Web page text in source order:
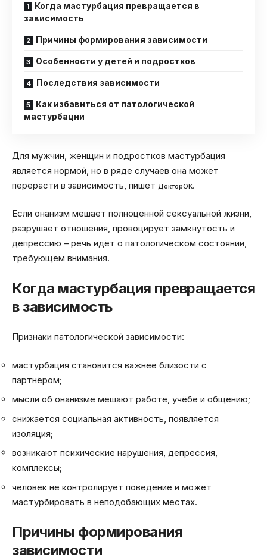
Когда мастурбация превращается в
зависимость
Причины формирования зависимости
Особенности у детей и подростков
Последствия зависимости
Как избавиться от патологической
мастурбации
Для мужчин, женщин и подростков мастурбация
является нормой, но в ряде случаев она может
перерасти в зависимость, пишет ДокторОК.
Если онанизм мешает полноценной сексуальной жизни,
разрушает отношения, провоцирует замкнутость и
депрессию – речь идёт о патологическом состоянии,
требующем внимания.
Когда мастурбация превращается
в зависимость
Признаки патологической зависимости:
мастурбация становится важнее близости с
партнёром;
мысли об онанизме мешают работе, учёбе и общению;
снижается социальная активность, появляется
изоляция;
возникают психические нарушения, депрессия,
комплексы;
человек не контролирует поведение и может
мастурбировать в неподобающих местах.
Причины формирования
зависимости